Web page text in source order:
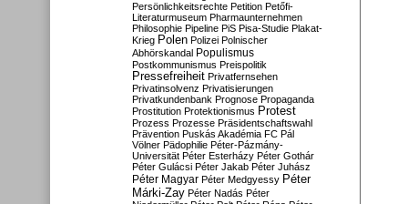
Persönlichkeitsrechte Petition Petőfi-
Literaturmuseum Pharmaunternehmen
Philosophie Pipeline PiS Pisa-Studie Plakat-
Krieg Polen Polizei Polnischer
Abhörskandal Populismus
Postkommunismus Preispolitik
Pressefreiheit Privatfernsehen
Privatinsolvenz Privatisierungen
Privatkundenbank Prognose Propaganda
Prostitution Protektionismus Protest
Prozess Prozesse Präsidentschaftswahl
Prävention Puskás Akadémia FC Pál
Völner Pädophilie Péter-Pázmány-
Universität Péter Esterházy Péter Gothár
Péter Gulácsi Péter Jakab Péter Juhász
Péter Magyar Péter Medgyessy Péter
Márki-Zay Péter Nadás Péter